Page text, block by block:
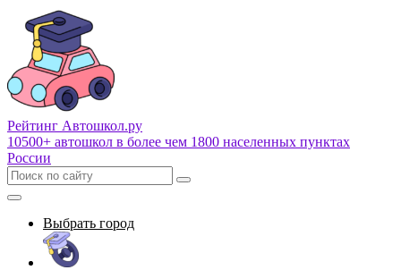
Рейтинг Автошкол.ру
10500+ автошкол в более чем 1800 населенных пунктах
России
Выбрать город